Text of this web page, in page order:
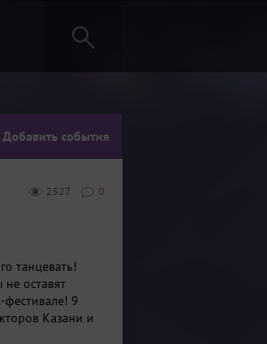
Добавить события
0
2527
танцевать!
оставят
9
Казани и